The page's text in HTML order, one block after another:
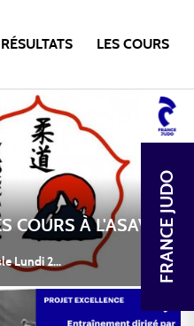
RÉSULTATS LES COURS
FRANCE JUDO
REPRISE DES COURS À L'ASAV JUDO
Lundi 2...